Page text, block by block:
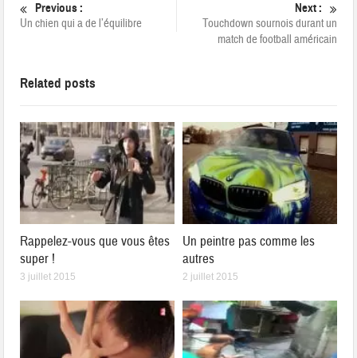
Previous :
Un chien qui a de l’équilibre
Next :
Touchdown sournois durant un
match de football américain
Related posts
Rappelez-vous que vous êtes
super !
3 juillet 2015
Un peintre pas comme les
autres
2 juillet 2015